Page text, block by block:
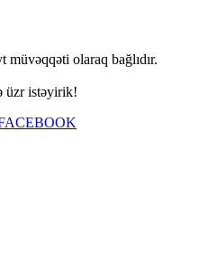
olaraq bağlıdır.
üzr istəyirik!